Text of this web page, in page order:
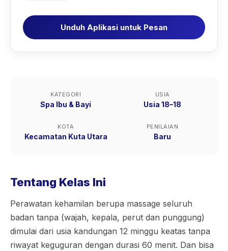
Unduh Aplikasi untuk Pesan
KATEGORI
Spa Ibu & Bayi
USIA
Usia 18–18
KOTA
Kecamatan Kuta Utara
PENILAIAN
Baru
Tentang Kelas Ini
Perawatan kehamilan berupa massage seluruh
badan tanpa (wajah, kepala, perut dan punggung)
dimulai dari usia kandungan 12 minggu keatas tanpa
riwayat keguguran dengan durasi 60 menit. Dan bisa